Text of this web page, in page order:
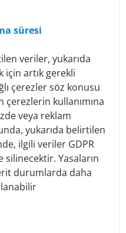
date of birth, address,
delivery addresses, e-
numbers
profession, industry,
with the Financial
Act (FM-GwG):
ID number, date of
issuing authority)
with FATCA (US
place of birth in the
the account
exposed person, is
exposed person or is
süresi
veriler, yukarıda
için artık gerekli
çerezler söz konusu
kullanımına
veya reklam
yukarıda belirtilen
ilgili veriler GDPR
Yasaların
durumlarda daha